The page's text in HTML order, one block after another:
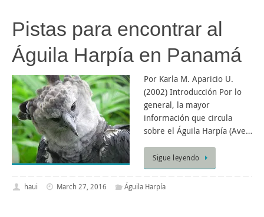
Pistas para encontrar al
Águila Harpía en Panamá
Por Karla M. Aparicio U.
(2002) Introducción Por lo
general, la mayor
información que circula
sobre el Águila Harpía (Ave…
Sigue leyendo
haui March 27, 2016 Águila Harpía